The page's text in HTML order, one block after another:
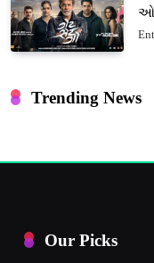
Trending News
Our Picks